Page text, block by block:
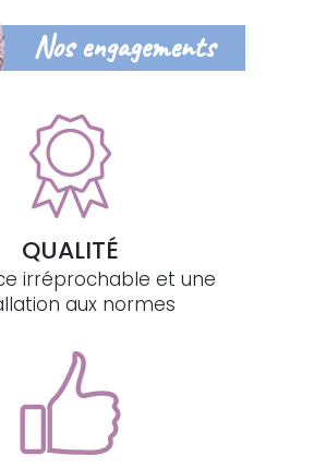
Nos engagements
QUALITÉ
irréprochable et une
aux normes